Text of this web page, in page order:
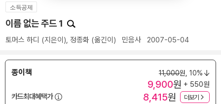
소득공제
이름 없는 주드 1
토머스 하디 (지은이), 정종화 (옮긴이) 민음사 2007-05-04
종이책 11,000원, 10%
9,900원 + 550원
카드최대혜택가
8,415원 더보기